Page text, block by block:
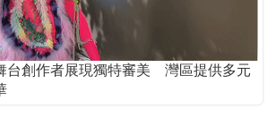
台創作者展現獨特審美 灣區提供多元